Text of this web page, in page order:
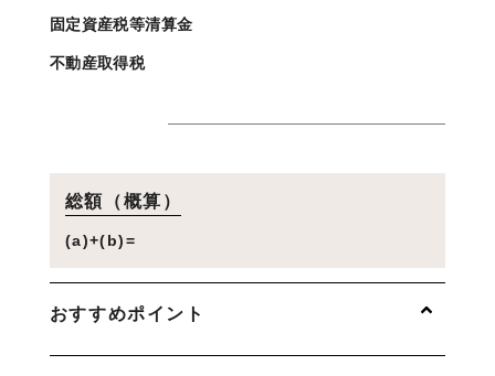
固定資産税等清算金
不動産取得税
総額（概算）
(a)+(b)=
おすすめポイント